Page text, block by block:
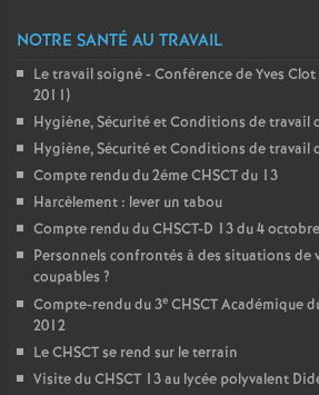
NOTRE SANTÉ AU TRAVAIL
Le travail soigné - Conférence de Yves
2011)
Hygiène, Sécurité et Conditions de travail
Hygiène, Sécurité et Conditions de travail
Compte rendu du 2éme CHSCT du 13
Harcèlement : lever un tabou
Compte rendu du CHSCT-D 13 du 4
Personnels confrontés à des situations de
coupables ?
Compte-rendu du 3e CHSCT Académique
2012
Le CHSCT se rend sur le terrain
Visite du CHSCT 13 au lycée polyvalent